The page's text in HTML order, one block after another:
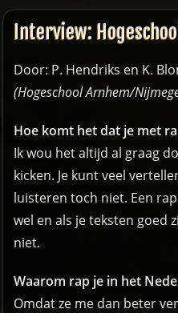
Interview:
Door: P. Hendriks en K.
(Hogeschool Arnhem/
Hoe komt het dat je met
Ik wou het altijd al graag
kicken. Je kunt veel
luisteren toch niet. Een
wel en als je teksten goed
niet.
Waarom rap je in het
Omdat ze me dan beter